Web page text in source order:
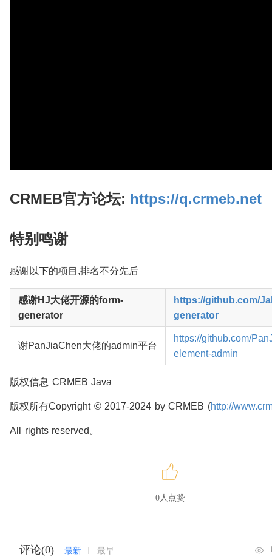
CRMEB官方论坛: https://q.crmeb.net
特别鸣谢
感谢以下的项目,排名不分先后
感谢HJ大佬开源的form-
generator
https://github.com/
generator
谢PanJiaChen大佬的admin平台
https://github.com/
element-admin
版权信息 CRMEB Java
版权所有Copyright © 2017-2024 by CRMEB (http://
All rights reserved。
0人点赞
评论(0) 最新 最早